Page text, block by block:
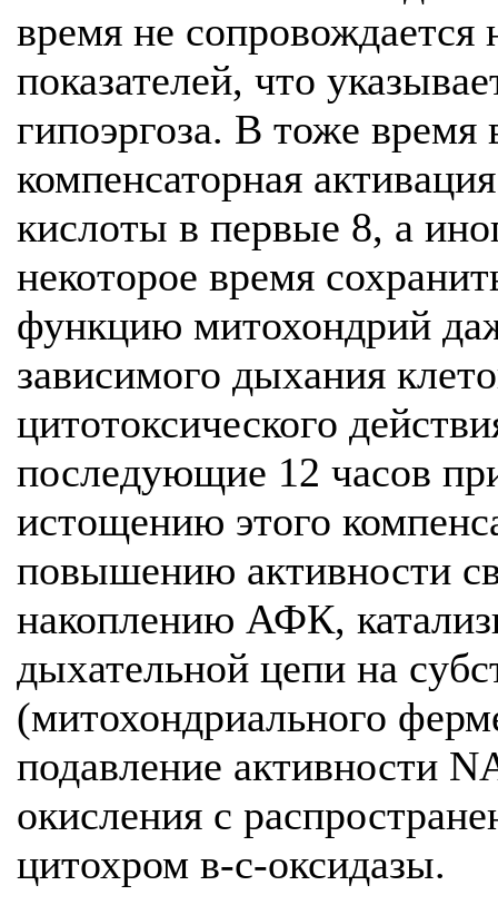
время не сопровождается
показателей, что
гипоэргоза. В тоже время
компенсаторная
кислоты в первые 8, а
некоторое время
функцию митохондрий
зависимого дыхания
цитотоксического
последующие 12 часов
истощению этого
повышению активности
накоплению АФК,
дыхательной цепи на
(митохондриального
подавление активности
окисления с
цитохром в-с-оксидазы.